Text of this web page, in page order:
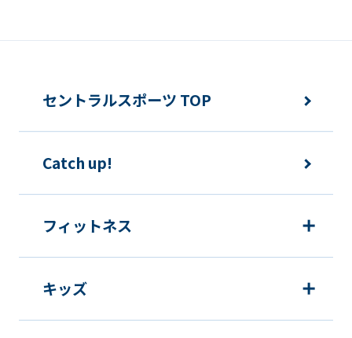
セントラルスポーツ TOP
Catch up!
フィットネス
キッズ